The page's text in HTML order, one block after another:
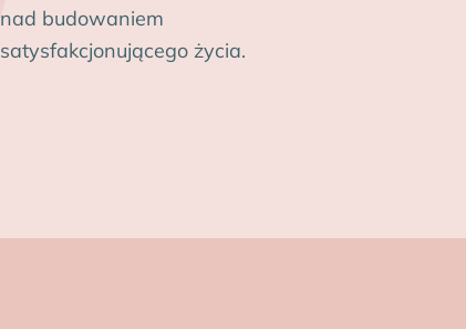
nad budowaniem
satysfakcjonującego życia.